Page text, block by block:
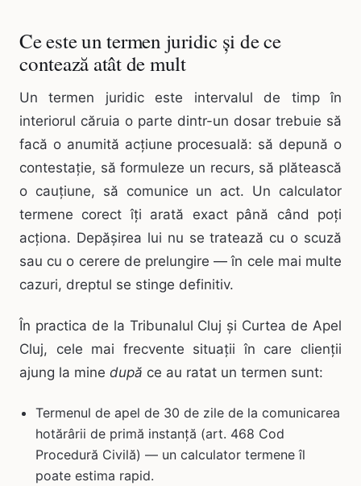
Ce este un termen juridic și de ce
contează atât de mult
Un termen juridic este intervalul de timp în
interiorul căruia o parte dintr-un dosar trebuie să
facă o anumită acțiune procesuală: să depună o
contestație, să formuleze un recurs, să plătească
o cauțiune, să comunice un act. Un calculator
termene corect îți arată exact până când poți
acționa. Depășirea lui nu se tratează cu o scuză
sau cu o cerere de prelungire — în cele mai multe
cazuri, dreptul se stinge definitiv.
În practica de la Tribunalul Cluj și Curtea de Apel
Cluj, cele mai frecvente situații în care clienții
ajung la mine după ce au ratat un termen sunt:
Termenul de apel de 30 de zile de la comunicarea
hotărârii de primă instanță (art. 468 Cod
Procedură Civilă) — un calculator termene îl
poate estima rapid.